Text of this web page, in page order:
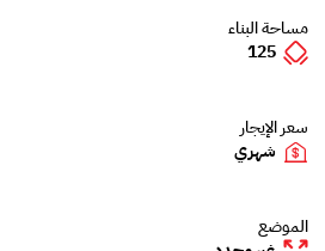
مساحة البناء
125
سعر الإيجار
شهري
الموضع